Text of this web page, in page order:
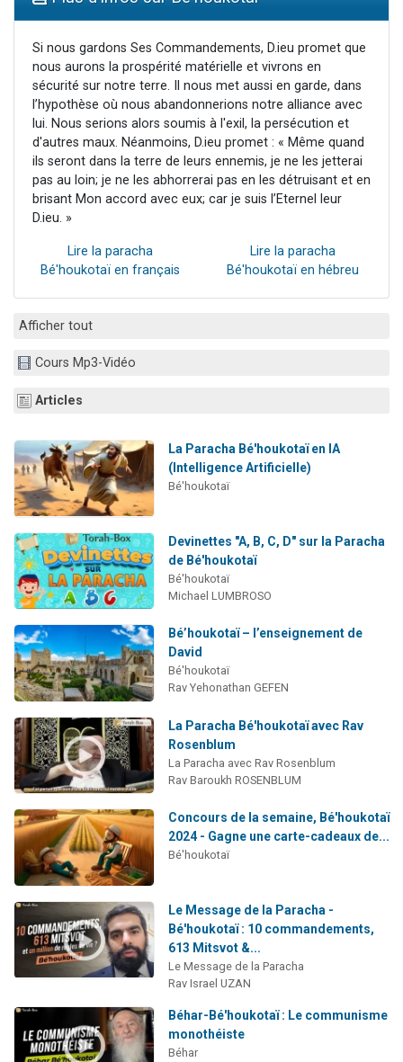
12 nouvelles musiques dans Torah-Box Music
Si nous gardons Ses Commandements, D.ieu promet que
nous aurons la prospérité matérielle et vivrons en
sécurité sur notre terre. Il nous met aussi en garde, dans
l’hypothèse où nous abandonnerions notre alliance avec
lui. Nous serions alors soumis à l'exil, la persécution et
d'autres maux. Néanmoins, D.ieu promet : « Même quand
ils seront dans la terre de leurs ennemis, je ne les jetterai
pas au loin; je ne les abhorrerai pas en les détruisant et en
brisant Mon accord avec eux; car je suis l’Eternel leur
D.ieu. »
Lire la paracha
Bé'houkotaï en français
Lire la paracha
Bé'houkotaï en hébreu
Afficher tout
Cours Mp3-Vidéo
Articles
La Paracha Bé'houkotaï en IA
(Intelligence Artificielle)
Bé'houkotaï
Devinettes "A, B, C, D" sur la Paracha
de Bé'houkotaï
Bé'houkotaï
Michael LUMBROSO
Bé’houkotaï – l’enseignement de
David
Bé'houkotaï
Rav Yehonathan GEFEN
La Paracha Bé'houkotaï avec Rav
Rosenblum
La Paracha avec Rav Rosenblum
Rav Baroukh ROSENBLUM
Concours de la semaine, Bé'houkotaï
2024 - Gagne une carte-cadeaux de...
Bé'houkotaï
Le Message de la Paracha -
Bé'houkotaï : 10 commandements,
613 Mitsvot &...
Le Message de la Paracha
Rav Israel UZAN
Béhar-Bé'houkotaï : Le communisme
monothéiste
Béhar